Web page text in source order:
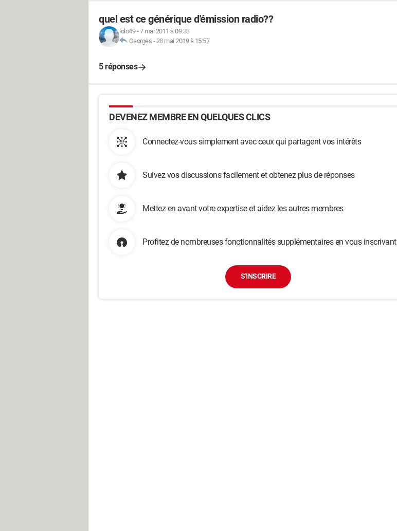
quel est ce générique d'émission radio??
lolo49-7 mai 2011 à 09:33
Georges -28 mai 2019 à 15:57
5 réponses
DEVENEZ MEMBRE EN QUELQUES CLICS
Connectez-vous simplement avec ceux qui partagent vos intérêts
Suivez vos discussions facilement et obtenez plus de réponses
Mettez en avant votre expertise et aidez les autres membres
Profitez de nombreuses fonctionnalités supplémentaires en vous inscrivant
S'INSCRIRE